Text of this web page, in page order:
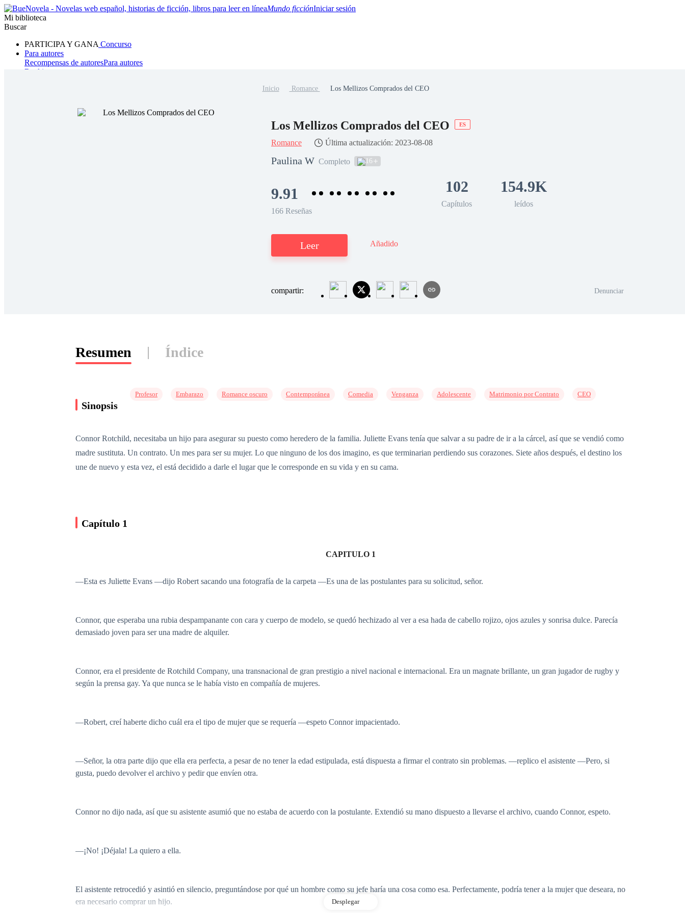
Mundo ficciónIniciar sesión
Mi biblioteca
Buscar
PARTICIPA Y GANA Concurso
Para autores
Recompensas de autoresPara autores
Ranking
Hombre lobo Mafia Sistema Fantasía Urbano
Inicio Romance Los Mellizos Comprados del CEO
Los Mellizos Comprados del CEO ES
Romance Última actualización: 2023-08-08
Paulina W Completo 16
9.91
166 Reseñas
102
Capítulos
154.9K
leídos
Leer Añadido
compartir: Denunciar
Resumen Índice
Sinopsis
Profesor Embarazo Romance oscuro Contemporánea Comedia Venganza Adolescente Matrimonio por Contrato CEO
Connor Rotchild, necesitaba un hijo para asegurar su puesto como heredero de la familia. Juliette Evans tenía que salvar a su padre de ir a la cárcel, así que se vendió como
madre sustituta. Un contrato. Un mes para ser su mujer. Lo que ninguno de los dos imagino, es que terminarian perdiendo sus corazones. Siete años después, el destino los
une de nuevo y esta vez, el está decidido a darle el lugar que le corresponde en su vida y en su cama.
Capítulo 1
CAPITULO 1
―Esta es Juliette Evans ―dijo Robert sacando una fotografía de la carpeta ―Es una de las postulantes para su solicitud, señor.
Connor, que esperaba una rubia despampanante con cara y cuerpo de modelo, se quedó hechizado al ver a esa hada de cabello rojizo, ojos azules y sonrisa dulce. Parecía
demasiado joven para ser una madre de alquiler.
Connor, era el presidente de Rotchild Company, una transnacional de gran prestigio a nivel nacional e internacional. Era un magnate brillante, un gran jugador de rugby y
según la prensa gay. Ya que nunca se le había visto en compañía de mujeres.
―Robert, creí haberte dicho cuál era el tipo de mujer que se requería ―espeto Connor impacientado.
―Señor, la otra parte dijo que ella era perfecta, a pesar de no tener la edad estipulada, está dispuesta a firmar el contrato sin problemas. ―replico el asistente ―Pero, si
gusta, puedo devolver el archivo y pedir que envíen otra.
Connor no dijo nada, así que su asistente asumió que no estaba de acuerdo con la postulante. Extendió su mano dispuesto a llevarse el archivo, cuando Connor, espeto.
―¡No! ¡Déjala! La quiero a ella.
El asistente retrocedió y asintió en silencio, preguntándose por qué un hombre como su jefe haría una cosa como esa. Perfectamente, podría tener a la mujer que deseara, no
era necesario comprar un hijo.
Desplegar